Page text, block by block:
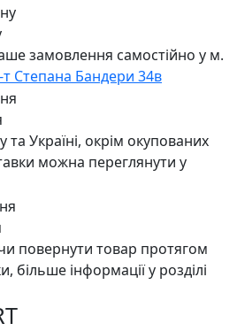
замовлення самостійно у м.
Степана Бандери 34в
Україні, окрім окупованих
можна переглянути у
повернути товар протягом
більше інформації у розділі